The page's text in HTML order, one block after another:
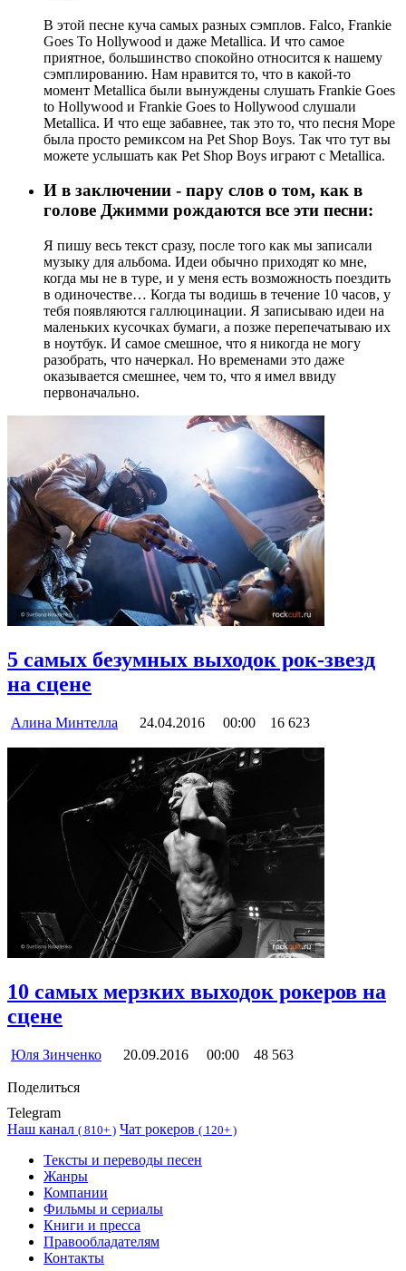
В этой песне куча самых разных сэмплов. Falco, Frankie
Goes To Hollywood и даже Metallica. И что самое
приятное, большинство спокойно относится к нашему
сэмплированию. Нам нравится то, что в какой-то
момент Metallica были вынуждены слушать Frankie Goes
to Hollywood и Frankie Goes to Hollywood слушали
Metallica. И что еще забавнее, так это то, что песня Mope
была просто ремиксом на Pet Shop Boys. Так что тут вы
можете услышать как Pet Shop Boys играют с Metallica.
И в заключении - пару слов о том, как в
голове Джимми рождаются все эти песни:
Я пишу весь текст сразу, после того как мы записали
музыку для альбома. Идеи обычно приходят ко мне,
когда мы не в туре, и у меня есть возможность поездить
в одиночестве… Когда ты водишь в течение 10 часов, у
тебя появляются галлюцинации. Я записываю идеи на
маленьких кусочках бумаги, а позже перепечатываю их
в ноутбук. И самое смешное, что я никогда не могу
разобрать, что начеркал. Но временами это даже
оказывается смешнее, чем то, что я имел ввиду
первоначально.
5 самых безумных выходок рок-звезд
на сцене
Алина Минтелла 24.04.2016 00:00 16 623
10 самых мерзких выходок рокеров на
сцене
Юля Зинченко 20.09.2016 00:00 48 563
Поделиться
Telegram
Наш канал ( 810+ ) Чат рокеров ( 120+ )
Тексты и переводы песен
Жанры
Компании
Фильмы и сериалы
Книги и пресса
Правообладателям
Контакты